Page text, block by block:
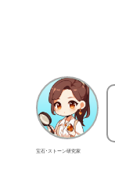
宝石･ストーン研究家